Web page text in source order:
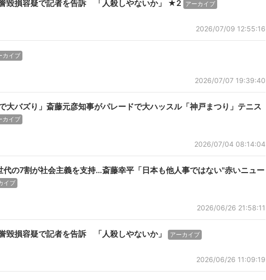
誉毀損容疑で記者を告訴 「人殺しやないか」 ★2 アーカイブ
2026/07/09 12:55:16
カイブ
2026/07/07 19:39:40
大バズり」斎藤元彦知事がパレードで大ハッスル「神戸まつり」テニス
カイブ
2026/07/04 08:14:04
代の7割が社会主義を支持…斎藤幸平「日本も他人事ではない"赤いニュー
イブ
2026/06/26 21:58:11
毀損容疑で記者を告訴 「人殺しやないか」 アーカイブ
2026/06/26 11:09:19